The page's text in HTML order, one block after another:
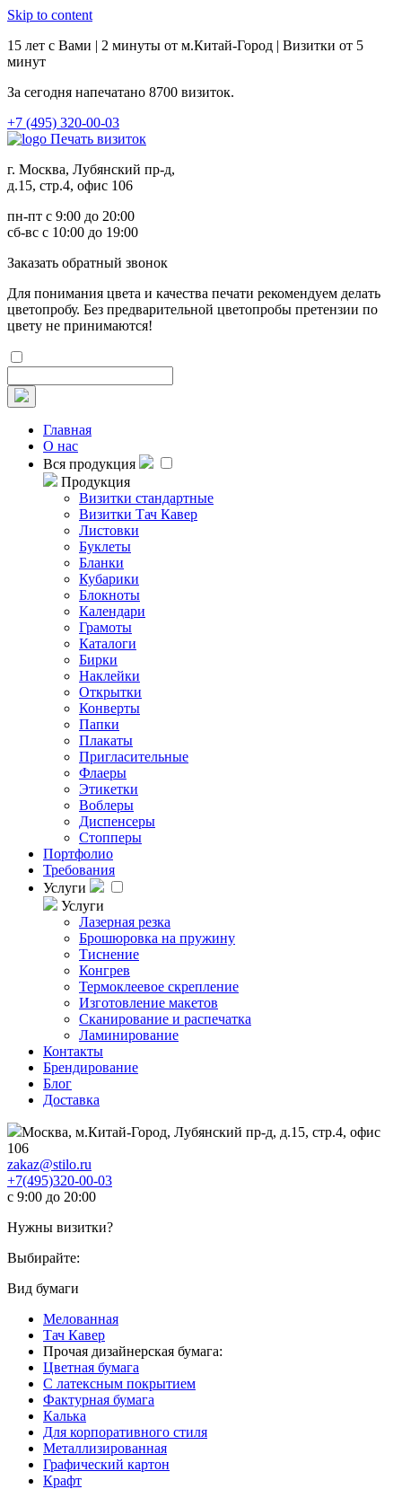
Skip to content
15 лет с Вами | 2 минуты от м.Китай-Город | Визитки от 5
минут
За сегодня напечатано 8700 визиток.
+7 (495) 320-00-03
Печать визиток
г. Москва, Лубянский пр-д,
д.15, стр.4, офис 106
пн-пт с 9:00 до 20:00
сб-вс с 10:00 до 19:00
Заказать обратный звонок
Для понимания цвета и качества печати рекомендуем делать
цветопробу. Без предварительной цветопробы претензии по
цвету не принимаются!
Главная
О нас
Вся продукция
Продукция
Визитки стандартные
Визитки Тач Кавер
Листовки
Буклеты
Бланки
Кубарики
Блокноты
Календари
Грамоты
Каталоги
Бирки
Наклейки
Открытки
Конверты
Папки
Плакаты
Пригласительные
Флаеры
Этикетки
Воблеры
Диспенсеры
Стопперы
Портфолио
Требования
Услуги
Услуги
Лазерная резка
Брошюровка на пружину
Тиснение
Конгрев
Термоклеевое скрепление
Изготовление макетов
Сканирование и распечатка
Ламинирование
Контакты
Брендирование
Блог
Доставка
Москва, м.Китай-Город, Лубянский пр-д, д.15, стр.4, офис
106
zakaz@stilo.ru
+7(495)320-00-03
с 9:00 до 20:00
Нужны визитки?
Выбирайте:
Вид бумаги
Мелованная
Тач Кавер
Прочая дизайнерская бумага:
Цветная бумага
С латексным покрытием
Фактурная бумага
Калька
Для корпоративного стиля
Металлизированная
Графический картон
Крафт